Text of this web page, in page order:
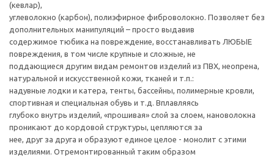
(кевлар),
углеволокно (карбон), полиэфирное фиброволокно. Позволяет без
дополнительных манипуляций – просто выдавив
содержимое тюбика на повреждение, восстанавливать ЛЮБЫЕ
повреждения, в том числе крупные и сложные, не
поддающиеся другим видам ремонтов изделий из ПВХ, неопрена,
натуральной и искусственной кожи, тканей и т.п.:
надувные лодки и катера, тенты, бассейны, полимерные кровли,
спортивная и специальная обувь и т.д. Вплавляясь
глубоко внутрь изделий, «прошивая» слой за слоем, нановолокна
проникают до кордовой структуры, цепляются за
нее, друг за друга и образуют единое целое - монолит с этими
изделиями. Отремонтированный таким образом